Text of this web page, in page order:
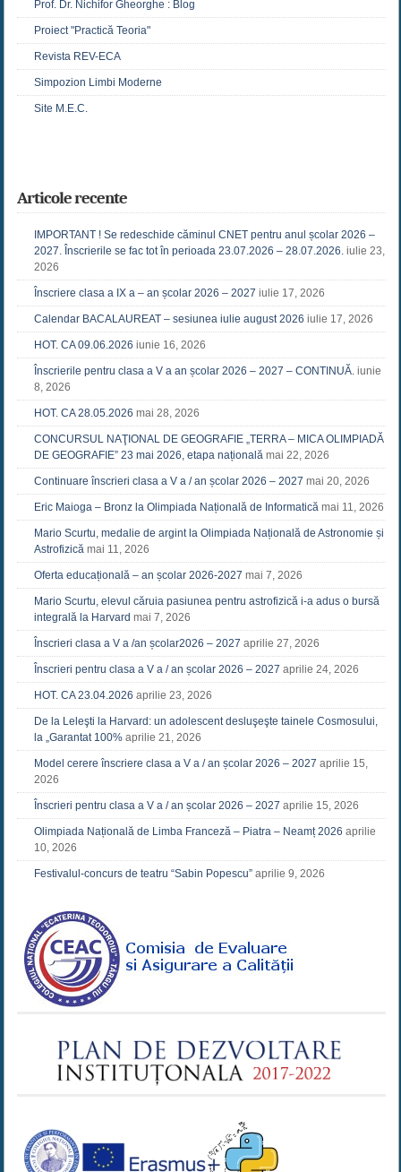
Prof. Dr. Nichifor Gheorghe : Blog
Proiect "Practică Teoria"
Revista REV-ECA
Simpozion Limbi Moderne
Site M.E.C.
Articole recente
IMPORTANT ! Se redeschide căminul CNET pentru anul școlar 2026 –
2027. Înscrierile se fac tot în perioada 23.07.2026 – 28.07.2026. iulie 23,
2026
Înscriere clasa a IX a – an școlar 2026 – 2027 iulie 17, 2026
Calendar BACALAUREAT – sesiunea iulie august 2026 iulie 17, 2026
HOT. CA 09.06.2026 iunie 16, 2026
Înscrierile pentru clasa a V a an școlar 2026 – 2027 – CONTINUĂ. iunie
8, 2026
HOT. CA 28.05.2026 mai 28, 2026
CONCURSUL NAŢIONAL DE GEOGRAFIE „TERRA – MICA OLIMPIADĂ
DE GEOGRAFIE” 23 mai 2026, etapa națională mai 22, 2026
Continuare înscrieri clasa a V a / an școlar 2026 – 2027 mai 20, 2026
Eric Maioga – Bronz la Olimpiada Națională de Informatică mai 11, 2026
Mario Scurtu, medalie de argint la Olimpiada Națională de Astronomie și
Astrofizică mai 11, 2026
Oferta educațională – an școlar 2026-2027 mai 7, 2026
Mario Scurtu, elevul căruia pasiunea pentru astrofizică i-a adus o bursă
integrală la Harvard mai 7, 2026
Înscrieri clasa a V a /an școlar2026 – 2027 aprilie 27, 2026
Înscrieri pentru clasa a V a / an școlar 2026 – 2027 aprilie 24, 2026
HOT. CA 23.04.2026 aprilie 23, 2026
De la Leleşti la Harvard: un adolescent desluşeşte tainele Cosmosului,
la „Garantat 100% aprilie 21, 2026
Model cerere înscriere clasa a V a / an școlar 2026 – 2027 aprilie 15,
2026
Înscrieri pentru clasa a V a / an școlar 2026 – 2027 aprilie 15, 2026
Olimpiada Națională de Limba Franceză – Piatra – Neamț 2026 aprilie
10, 2026
Festivalul-concurs de teatru “Sabin Popescu” aprilie 9, 2026